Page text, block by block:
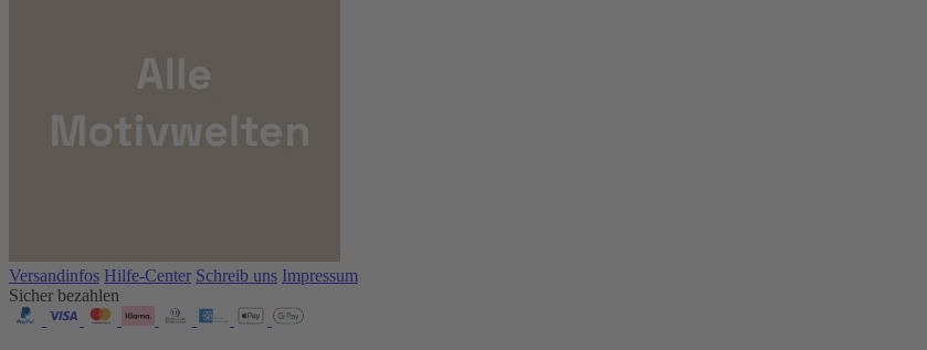
Versandinfos Hilfe-Center Schreib uns Impressum
Sicher bezahlen